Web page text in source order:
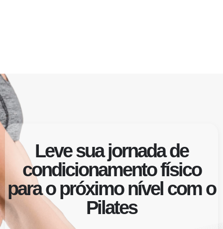
Leve sua jornada de
condicionamento físico
para o próximo nível com o
Pilates